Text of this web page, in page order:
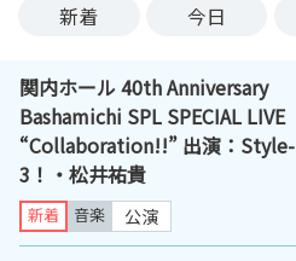
新着 今日
関内ホール 40th Anniversary
Bashamichi SPL SPECIAL LIVE
“Collaboration!!” 出演：Style-
3！・松井祐貴
新着 音楽 公演